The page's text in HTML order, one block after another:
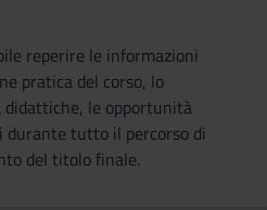
reperire le informazioni
pratica del corso, lo
le opportunità
tutto il percorso di
del titolo finale.